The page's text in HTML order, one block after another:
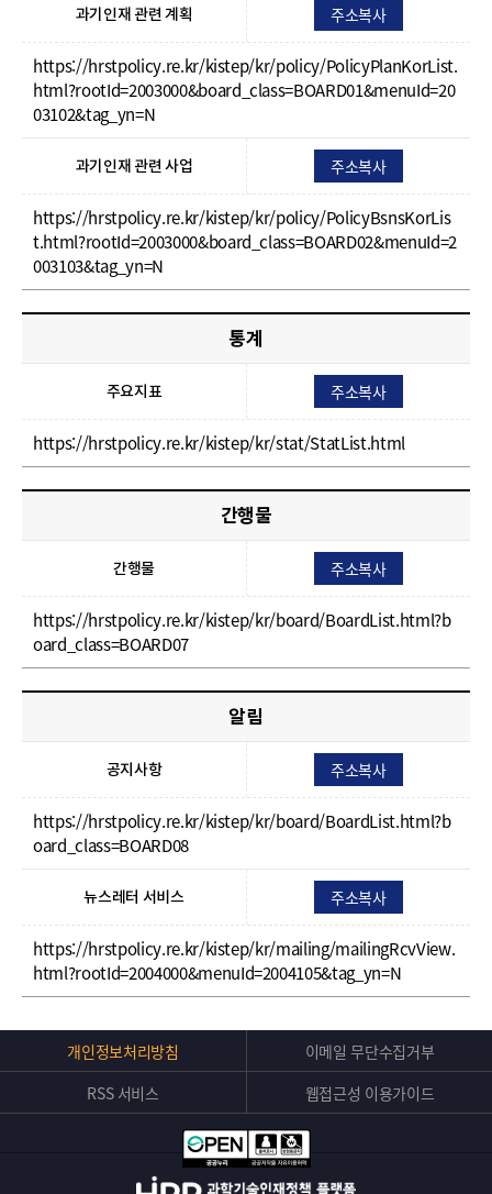
과기인재 관련 계획 주소복사
https://hrstpolicy.re.kr/kistep/kr/policy/PolicyPlanKorList.
html?rootId=2003000&board_class=BOARD01&menuId=20
03102&tag_yn=N
과기인재 관련 사업 주소복사
https://hrstpolicy.re.kr/kistep/kr/policy/PolicyBsnsKorLis
t.html?rootId=2003000&board_class=BOARD02&menuId=2
003103&tag_yn=N
통계
주요지표 주소복사
https://hrstpolicy.re.kr/kistep/kr/stat/StatList.html
간행물
간행물 주소복사
https://hrstpolicy.re.kr/kistep/kr/board/BoardList.html?b
oard_class=BOARD07
알림
공지사항 주소복사
https://hrstpolicy.re.kr/kistep/kr/board/BoardList.html?b
oard_class=BOARD08
뉴스레터 서비스 주소복사
https://hrstpolicy.re.kr/kistep/kr/mailing/mailingRcvView.
html?rootId=2004000&menuId=2004105&tag_yn=N
버
개인정보처리방침
이메일 무단수집거부
RSS 서비스
웹접근성 이용가이드